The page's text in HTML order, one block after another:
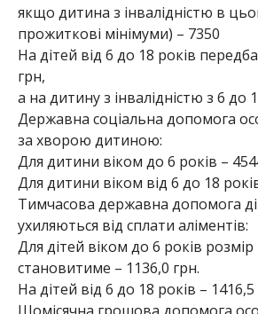
якщо дитина з інвалідністю в
прожиткові мінімуми) – 7350
На дітей від 6 до 18 років
грн,
а на дитину з інвалідністю з 6 до
Державна соціальна допомога
за хворою дитиною:
Для дитини віком до 6 років –
Для дитини віком від 6 до 18
Тимчасова державна допомога
ухиляються від сплати аліментів:
Для дітей віком до 6 років
становитиме – 1136,0 грн.
На дітей від 6 до 18 років – 1416,5